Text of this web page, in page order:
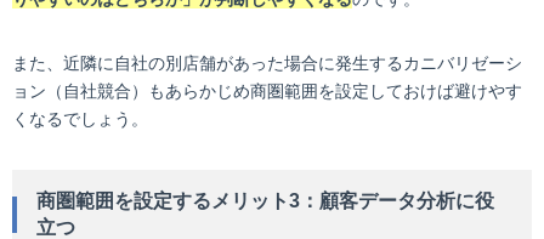
また、近隣に自社の別店舗があった場合に発生するカニバリゼーシ
ョン（自社競合）もあらかじめ商圏範囲を設定しておけば避けやす
くなるでしょう。
商圏範囲を設定するメリット3：顧客データ分析に役
立つ